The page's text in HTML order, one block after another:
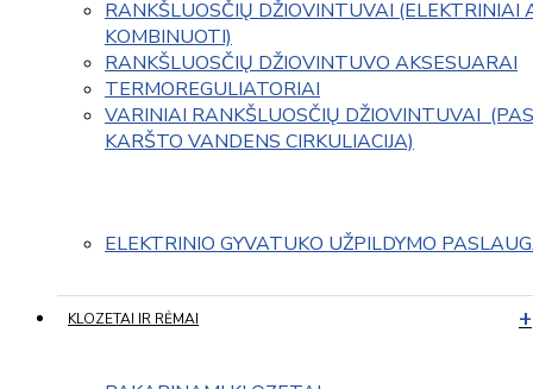
RANKŠLUOSČIŲ DŽIOVINTUVAI (ELEKTRINIAI
KOMBINUOTI)
RANKŠLUOSČIŲ DŽIOVINTUVO AKSESUARAI
TERMOREGULIATORIAI
VARINIAI RANKŠLUOSČIŲ DŽIOVINTUVAI
KARŠTO VANDENS CIRKULIACIJA)
ELEKTRINIO GYVATUKO UŽPILDYMO
KLOZETAI IR RĖMAI